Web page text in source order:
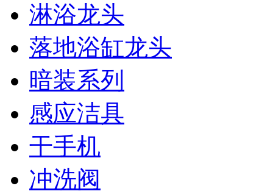
淋浴龙头
落地浴缸龙头
暗装系列
感应洁具
干手机
冲洗阀